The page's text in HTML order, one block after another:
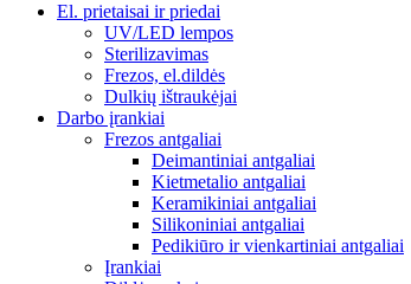
El. prietaisai ir priedai
UV/LED lempos
Sterilizavimas
Frezos, el.dildės
Dulkių ištraukėjai
Darbo įrankiai
Frezos antgaliai
Deimantiniai antgaliai
Kietmetalio antgaliai
Keramikiniai antgaliai
Silikoniniai antgaliai
Pedikiūro ir vienkartiniai antgaliai
Įrankiai